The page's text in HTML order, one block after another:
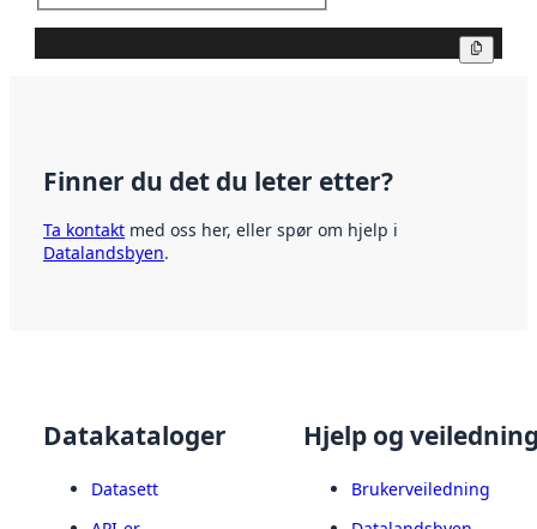
Finner du det du leter etter?
Ta kontakt med oss her, eller spør om hjelp i
Datalandsbyen.
Datakataloger
Datasett
Hjelp og
Brukerveiledning